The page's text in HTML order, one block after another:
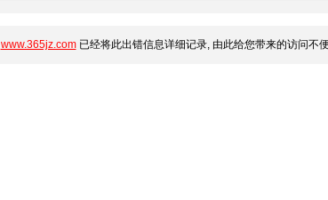
www.365jz.com已经将此出错信息详细记录, 由此给您带来的访问不